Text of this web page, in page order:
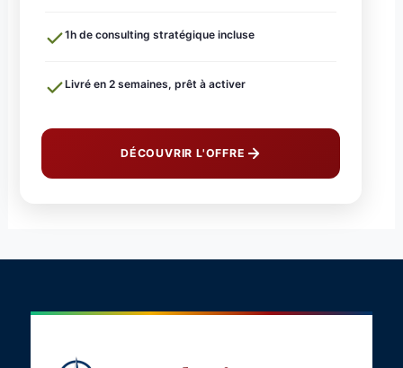
1h de consulting stratégique incluse
Livré en 2 semaines, prêt à activer
DÉCOUVRIR L'OFFRE